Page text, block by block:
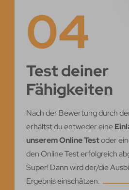
04
Test deiner
Fähigkeiten
Nach der Bewertung durch
erhältst du entweder eine
unserem Online Testoder
den Online Test erfolgreich
Super! Dann wird der/die
Ergebnis einschätzen.
Cookies auf